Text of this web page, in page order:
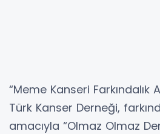
“Meme Kanseri Farkındalık
Türk Kanser Derneği,
amacıyla “Olmaz Olmaz